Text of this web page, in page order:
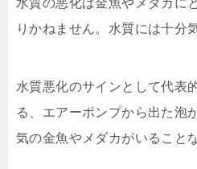
水質の悪化は金魚やメダカに
りかねません。水質には十分
水質悪化のサインとして代表
る、エアーポンプから出た泡
気の金魚やメダカがいること